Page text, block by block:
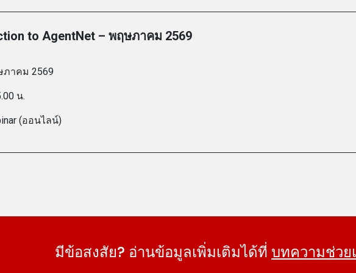
to AgentNet – พฤษภาคม 2569
าคม 2569
น.​
(ออนไลน์)​
มีข้อสงสัย? อ่านข้อมูลเพิ่มเติมได้ที่ บทความช่วย